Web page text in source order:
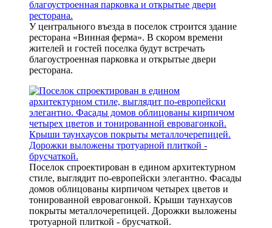
У центрального въезда в поселок строится здание
ресторана «Винная ферма». В скором времени
жителей и гостей поселка будут встречать
благоустроенная парковка и открытые двери
ресторана.
Поселок спроектирован в едином архитектурном
стиле, выглядит по-европейски элегантно. Фасады
домов облицованы кирпичом четырех цветов и
тонированной евровагонкой. Крыши таунхаусов
покрыты металлочерепицей. Дорожки выложены
тротуарной плиткой - брусчаткой.